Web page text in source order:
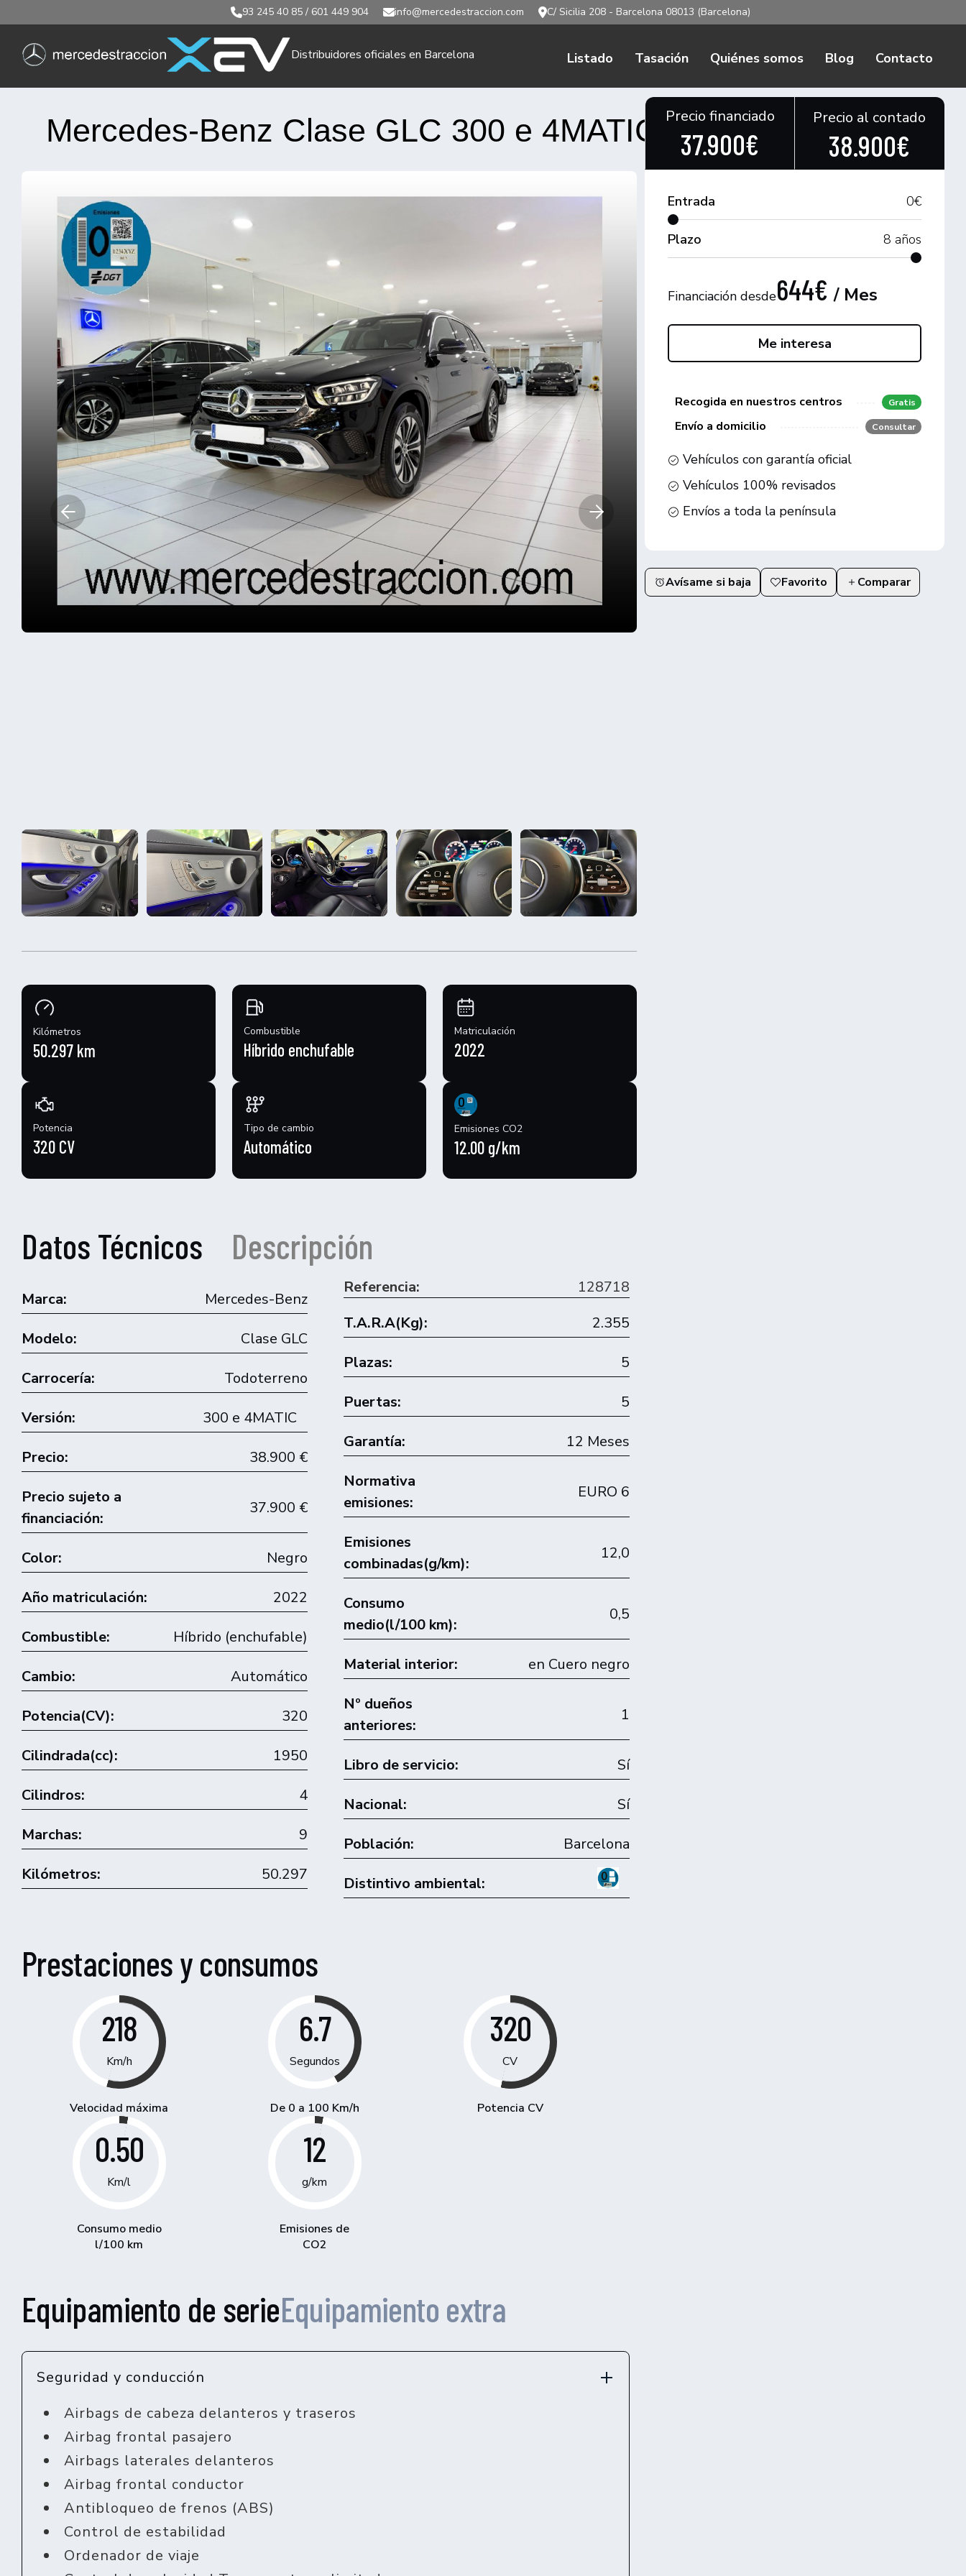
93 245 40 85/ 601 449 904 info@mercedestraccion.com C/ Sicilia 208 - Barcelona 08013 (Barcelona)
Distribuidores oficiales en Barcelona Listado Tasación Quiénes somos Blog Contacto
Mercedes-Benz Clase GLC 300 e 4MATIC
Kilómetros
50.297 km
Combustible
Híbrido enchufable
Matriculación
2022
Potencia
320 CV
Tipo de cambio
Automático
Emisiones CO2
12.00 g/km
Precio financiado
37.900€
Precio al contado
38.900€
Entrada 0€
Plazo 8 años
Financiación desde644€/ Mes
Me interesa
Recogida en nuestros centros Gratis
Envío a domicilio Consultar
Vehículos con garantía oficial
Vehículos 100% revisados
Envíos a toda la península
Avísame si baja Favorito Comparar
Datos Técnicos Descripción
Marca: Mercedes-Benz
Modelo: Clase GLC
Carrocería: Todoterreno
Versión: 300 e 4MATIC
Precio: 38.900 €
Precio sujeto a
financiación:
37.900 €
Color: Negro
Año matriculación: 2022
Combustible: Híbrido (enchufable)
Cambio: Automático
Potencia(CV): 320
Cilindrada(cc): 1950
Cilindros: 4
Marchas: 9
Kilómetros: 50.297
Referencia:
128718
T.A.R.A(Kg):
2.355
Plazas: 5
Puertas: 5
Garantía: 12 Meses
Normativa
emisiones:
EURO 6
Emisiones
combinadas(g/km):
12,0
Consumo
medio(l/100 km):
0,5
Material interior: en Cuero negro
Nº dueños
anteriores:
1
Libro de servicio: Sí
Nacional: Sí
Población: Barcelona
Distintivo ambiental:
Prestaciones y consumos
218
Km/h
Velocidad máxima
6.7
Segundos
De 0 a 100 Km/h
320
CV
Potencia CV
0.50
Km/l
Consumo medio
l/100 km
12
g/km
Emisiones de
CO2
Equipamiento de serieEquipamiento extra
Seguridad y conducción
Airbags de cabeza delanteros y traseros
Airbag frontal pasajero
Airbags laterales delanteros
Airbag frontal conductor
Antibloqueo de frenos (ABS)
Control de estabilidad
Ordenador de viaje